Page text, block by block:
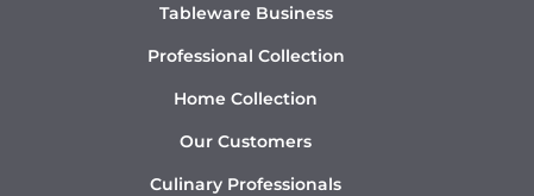
Tableware Business
Professional Collection
Home Collection
Our Customers
Culinary Professionals